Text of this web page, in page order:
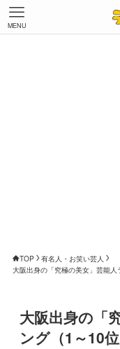
MENU
TOP
有名人・お笑い芸人
大阪出身の「究極の美女」芸能
大阪出身の「
ング（1～10